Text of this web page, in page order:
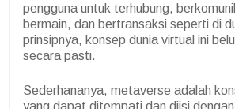
pengguna untuk terhubung,
bermain, dan bertransaksi seperti di
prinsipnya, konsep dunia virtual ini
secara pasti.
Sederhananya, metaverse adalah
yang dapat ditempati dan diisi